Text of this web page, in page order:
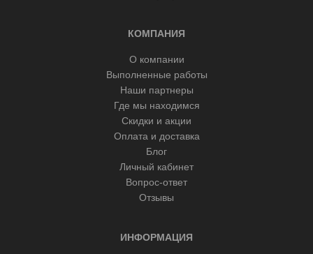
КОМПАНИЯ
О компании
Выполненные работы
Наши партнеры
Где мы находимся
Скидки и акции
Оплата и доставка
Блог
Личный кабинет
Вопрос-ответ
Отзывы
ИНФОРМАЦИЯ